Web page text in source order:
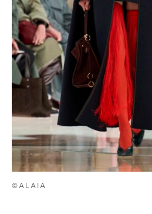
©ALAIA